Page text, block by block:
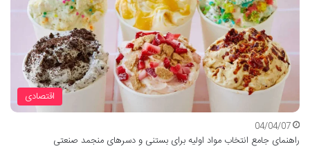
اقتصادی
04/04/07
راهنمای جامع انتخاب مواد اولیه برای بستنی و دسرهای منجمد صنعتی